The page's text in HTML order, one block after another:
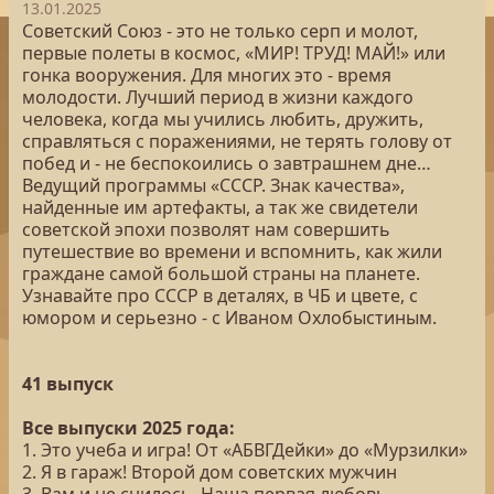
13.01.2025
Советский Союз - это не только серп и молот,
первые полеты в космос, «МИР! ТРУД! МАЙ!» или
гонка вооружения. Для многих это - время
молодости. Лучший период в жизни каждого
человека, когда мы учились любить, дружить,
справляться с поражениями, не терять голову от
побед и - не беспокоились о завтрашнем дне…
Ведущий программы «СССР. Знак качества»,
найденные им артефакты, а так же свидетели
советской эпохи позволят нам совершить
путешествие во времени и вспомнить, как жили
граждане самой большой страны на планете.
Узнавайте про СССР в деталях, в ЧБ и цвете, с
юмором и серьезно - с Иваном Охлобыстиным.
41 выпуск
Все выпуски 2025 года:
1. Это учеба и игра! От «АБВГДейки» до «Мурзилки»
2. Я в гараж! Второй дом советских мужчин